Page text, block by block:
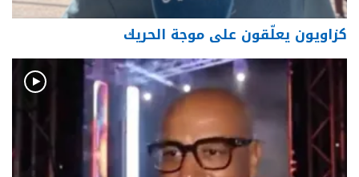
كزاويون يعلّقون على موجة الحريك